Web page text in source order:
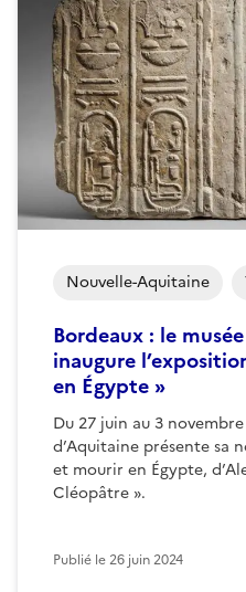
Bordeaux : le
inaugure
en Égypte »
Du 27 juin au 3
d’Aquitaine présente sa
et mourir en Égypte,
Cléopâtre ».
Nouvelle-Aquitaine
Publié le26 juin 2024